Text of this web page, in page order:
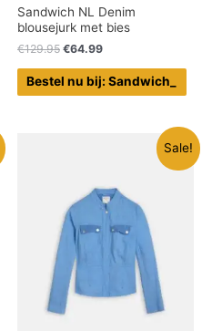
Sandwich NL Denim
blousejurk met bies
€129.95 €64.99
Bestel nu bij: Sandwich_
Sale!